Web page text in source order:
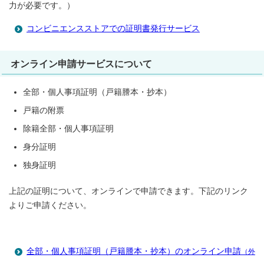
力が必要です。）
コンビニエンスストアでの証明書発行サービス
オンライン申請サービスについて
全部・個人事項証明（戸籍謄本・抄本）
戸籍の附票
除籍全部・個人事項証明
身分証明
独身証明
上記の証明について、オンラインで申請できます。下記のリンク
よりご申請ください。
全部・個人事項証明（戸籍謄本・抄本）のオンライン申請 （外